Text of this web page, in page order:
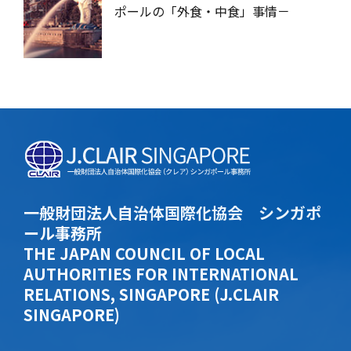
ポールの「外食・中食」事情－
一般財団法人自治体国際化協会 シンガポ
ール事務所
THE JAPAN COUNCIL OF LOCAL
AUTHORITIES FOR INTERNATIONAL
RELATIONS, SINGAPORE (J.CLAIR
SINGAPORE)